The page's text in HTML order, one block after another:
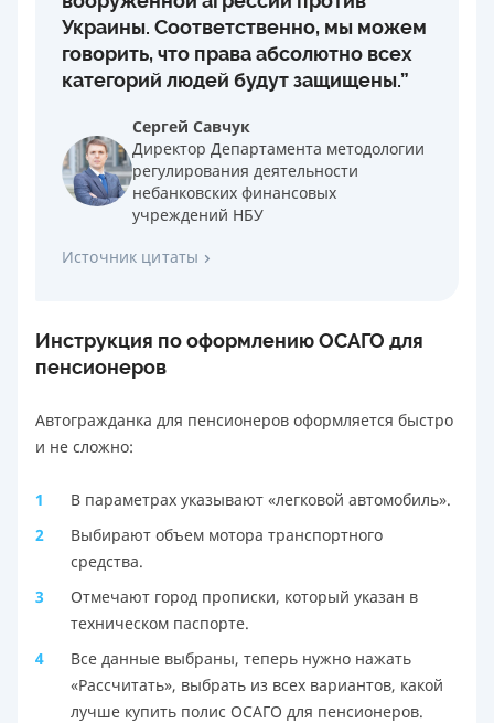
Украины. Соответственно, мы можем
говорить, что права абсолютно всех
категорий людей будут защищены.”
Сергей Савчук
Директор Департамента методологии
регулирования деятельности
небанковских финансовых
учреждений НБУ
Источник цитаты
Инструкция по оформлению ОСАГО для
пенсионеров
Автогражданка для пенсионеров оформляется быстро
и не сложно:
В параметрах указывают «легковой автомобиль».
Выбирают объем мотора транспортного
средства.
Отмечают город прописки, который указан в
техническом паспорте.
Все данные выбраны, теперь нужно нажать
«Рассчитать», выбрать из всех вариантов, какой
лучше купить полис ОСАГО для пенсионеров.